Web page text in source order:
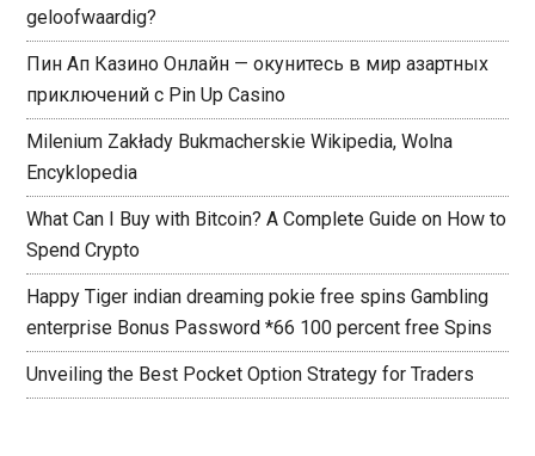
geloofwaardig?
Пин Ап Казино Онлайн — окунитесь в мир азартных
приключений с Pin Up Casino
Milenium Zakłady Bukmacherskie Wikipedia, Wolna
Encyklopedia
What Can I Buy with Bitcoin? A Complete Guide on How to
Spend Crypto
Happy Tiger indian dreaming pokie free spins Gambling
enterprise Bonus Password *66 100 percent free Spins
Unveiling the Best Pocket Option Strategy for Traders